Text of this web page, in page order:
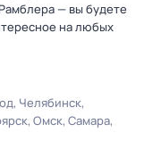
— вы будете
на любых
Челябинск
Омск Самара